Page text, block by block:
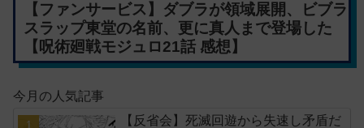
【ファンサービス】ダブラが領域展開、ビブラ
スラップ東堂の名前、更に真人まで登場した
【呪術廻戦モジュロ21話 感想】
今月の人気記事
【反省会】死滅回遊から失速し矛盾だ